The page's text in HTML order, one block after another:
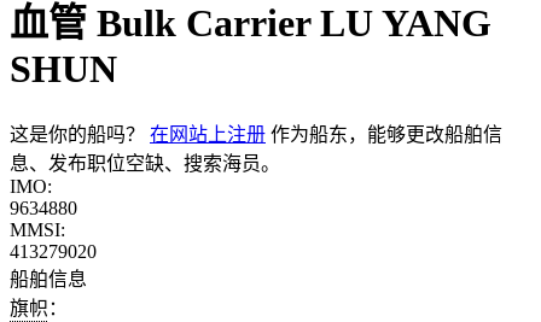
血管 Bulk CarrierLU YANG
SHUN
这是你的船吗？ 在网站上注册 作为船东，能够更改船舶信
息、发布职位空缺、搜索海员。
IMO:
9634880
MMSI:
413279020
船舶信息
旗帜：